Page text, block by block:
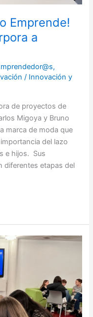
Emprende!
a
,
/ Innovación y
de proyectos de
Migoya y Bruno
marca de moda que
del lazo
e hijos. Sus
diferentes etapas del